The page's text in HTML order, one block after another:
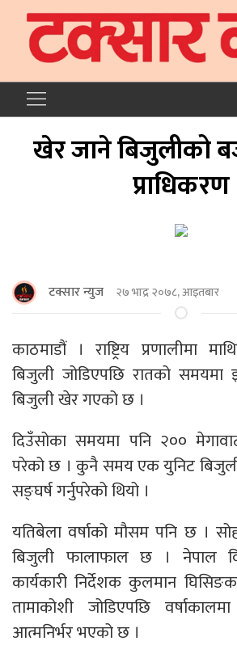
खेर जाने बिजुलीको
प्राधिकरण
टक्सार न्युज २७ भाद्र २०७८, आइतबार
काठमाडौं । राष्ट्रिय प्रणालीमा
बिजुली जोडिएपछि रातको
बिजुली खेर गएको छ ।
दिउँसोका समयमा पनि २००
परेको छ । कुनै समय एक युनिट
सङ्घर्ष गर्नुपरेको थियो ।
यतिबेला वर्षाको मौसम पनि छ ।
बिजुली फालाफाल छ । नेपाल
कार्यकारी निर्देशक कुलमान
तामाकोशी जोडिएपछि
आत्मनिर्भर भएको छ ।